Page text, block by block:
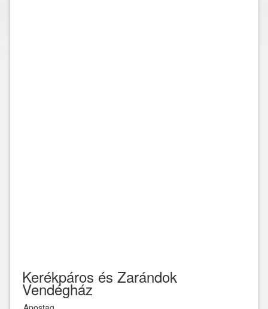
Kerékpáros és Zarándok
Vendégház